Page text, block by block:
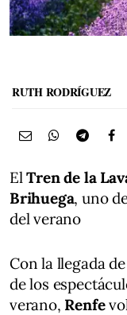
RUTH RODRÍGUEZ
ElTren de la
Brihuega, uno
del verano
Con la llegada de
de los
verano, Renfe